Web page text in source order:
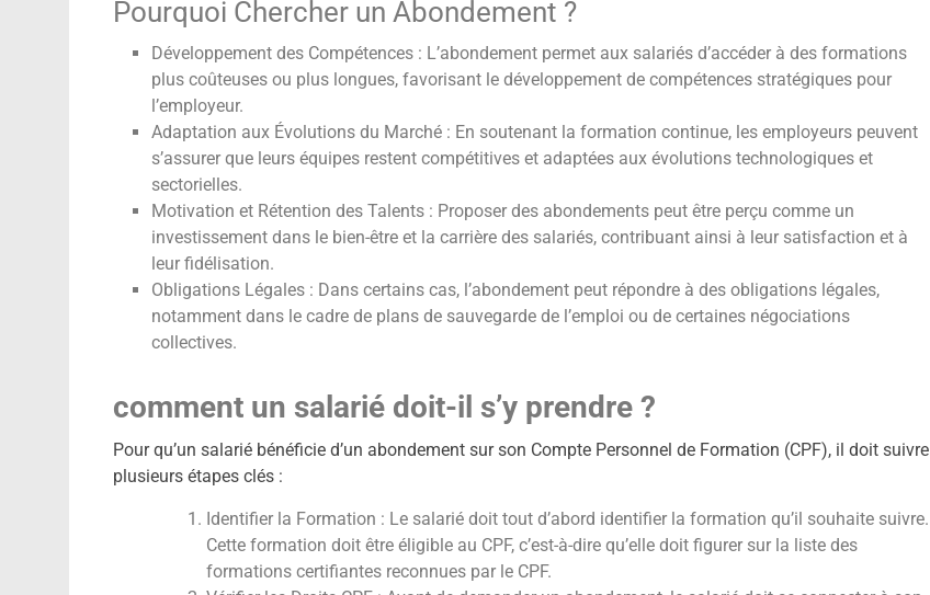
Pourquoi Chercher un Abondement ?
Développement des Compétences : L’abondement permet aux salariés d’accéder à des formations
plus coûteuses ou plus longues, favorisant le développement de compétences stratégiques pour
l’employeur.
Adaptation aux Évolutions du Marché : En soutenant la formation continue, les employeurs peuvent
s’assurer que leurs équipes restent compétitives et adaptées aux évolutions technologiques et
sectorielles.
Motivation et Rétention des Talents : Proposer des abondements peut être perçu comme un
investissement dans le bien-être et la carrière des salariés, contribuant ainsi à leur satisfaction et à
leur fidélisation.
Obligations Légales : Dans certains cas, l’abondement peut répondre à des obligations légales,
notamment dans le cadre de plans de sauvegarde de l’emploi ou de certaines négociations
collectives.
comment un salarié doit-il s’y prendre ?
Pour qu’un salarié bénéficie d’un abondement sur son Compte Personnel de Formation (CPF), il doit suivre
plusieurs étapes clés :
Identifier la Formation : Le salarié doit tout d’abord identifier la formation qu’il souhaite suivre.
Cette formation doit être éligible au CPF, c’est-à-dire qu’elle doit figurer sur la liste des
formations certifiantes reconnues par le CPF.